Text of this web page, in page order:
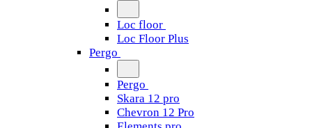
Loc floor
Loc Floor Plus
Pergo
Pergo
Skara 12 pro
Chevron 12 Pro